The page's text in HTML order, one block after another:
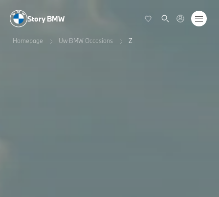
Story BMW
Homepage Uw BMW Occasions Z